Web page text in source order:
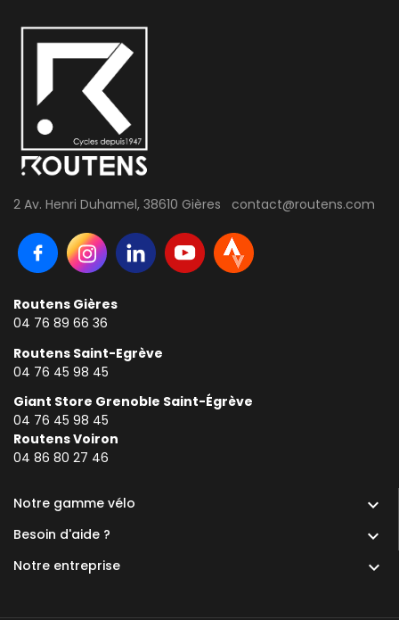
2 Av. Henri Duhamel, 38610 Gières contact@routens.com
Routens Gières
04 76 89 66 36
Routens Saint-Egrève
04 76 45 98 45
Giant Store Grenoble Saint-Égrève
04 76 45 98 45
Routens Voiron
04 86 80 27 46
Notre gamme vélo 
Besoin d'aide ? 
Notre entreprise 